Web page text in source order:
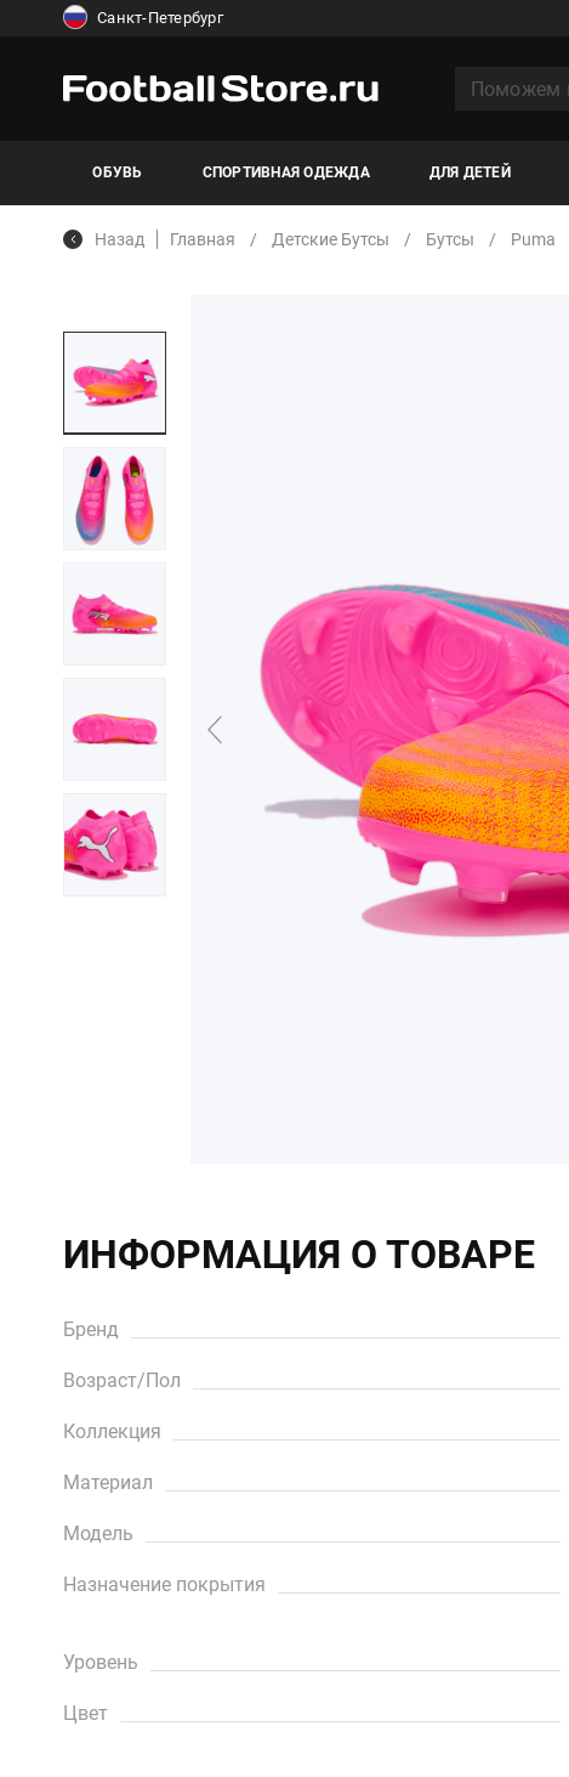
Санкт-Петербург
ОБУВЬ СПОРТИВНАЯ ОДЕЖДА ДЛЯ ДЕТЕЙ
Назад Главная Детские Бутсы Бутсы Puma
ИНФОРМАЦИЯ О ТОВАРЕ
Бренд
Возраст/Пол
Коллекция
Материал
Модель
Назначение покрытия
Уровень
Цвет